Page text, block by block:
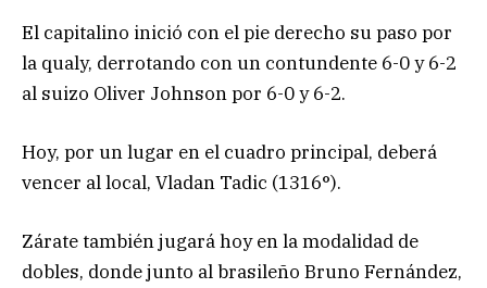
El capitalino inició con el pie derecho su paso por
la qualy, derrotando con un contundente 6-0 y 6-2
al suizo Oliver Johnson por 6-0 y 6-2.
Hoy, por un lugar en el cuadro principal, deberá
vencer al local, Vladan Tadic (1316°).
Zárate también jugará hoy en la modalidad de
dobles, donde junto al brasileño Bruno Fernández,